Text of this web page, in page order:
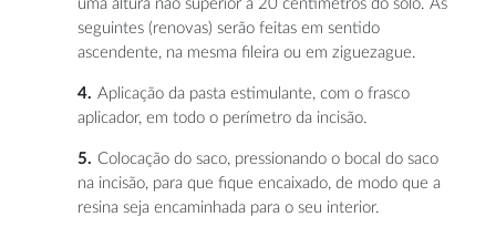
uma altura não superior a 20 centímetros do solo. As
seguintes (renovas) serão feitas em sentido
ascendente, na mesma fileira ou em ziguezague.
Aplicação da pasta estimulante, com o frasco
aplicador, em todo o perímetro da incisão.
Colocação do saco, pressionando o bocal do saco
na incisão, para que fique encaixado, de modo que a
resina seja encaminhada para o seu interior.